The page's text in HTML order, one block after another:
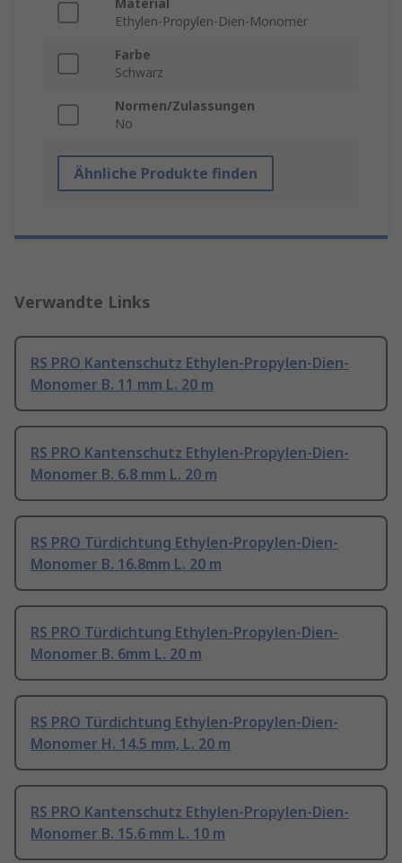
Material
Ethylen-Propylen-Dien-Monomer
Farbe
Schwarz
Normen/Zulassungen
No
Ähnliche Produkte finden
Verwandte Links
RS PRO Kantenschutz Ethylen-Propylen-Dien-
Monomer B. 11 mm L. 20 m
RS PRO Kantenschutz Ethylen-Propylen-Dien-
Monomer B. 6.8 mm L. 20 m
RS PRO Türdichtung Ethylen-Propylen-Dien-
Monomer B. 16.8mm L. 20 m
RS PRO Türdichtung Ethylen-Propylen-Dien-
Monomer B. 6mm L. 20 m
RS PRO Türdichtung Ethylen-Propylen-Dien-
Monomer H. 14.5 mm, L. 20 m
RS PRO Kantenschutz Ethylen-Propylen-Dien-
Monomer B. 15.6 mm L. 10 m